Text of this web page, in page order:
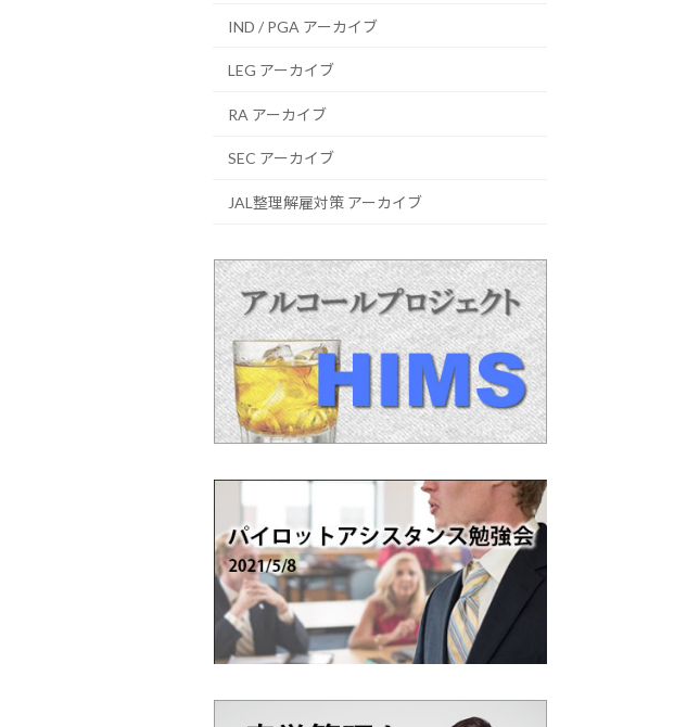
IND / PGA アーカイブ
LEG アーカイブ
RA アーカイブ
SEC アーカイブ
JAL整理解雇対策 アーカイブ